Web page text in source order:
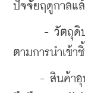
ปัจจัยฤดูกาลแ
- วัตถุดิบแล
ตามการนำเข้
- สินค้าอุปโ